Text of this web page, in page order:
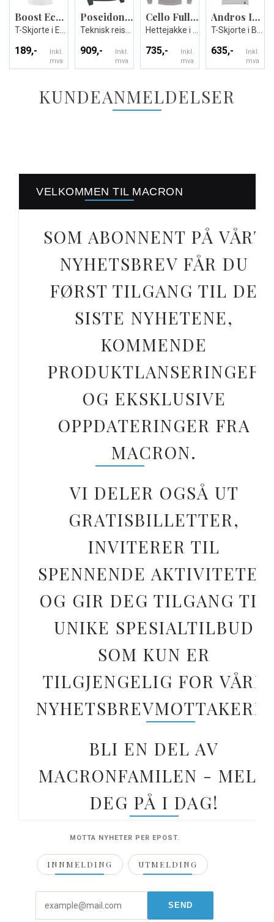
Boost Eco T-shirt
189,-
Inkl.
mva
Poseidon Travel Full Zip Top
909,-
Inkl.
mva
Cello Full Zip Hooded Sweatshirt
735,-
Inkl.
mva
Andros Icon stretch T-shirt
635,-
Inkl.
mva
KUNDEANMELDELSER
VELKOMMEN TIL MACRON
SOM ABONNENT PÅ VÅRT
NYHETSBREV FÅR DU
FØRST TILGANG TIL DE
SISTE NYHETENE,
KOMMENDE
PRODUKTLANSERINGER
OG EKSKLUSIVE
OPPDATERINGER FRA
MACRON.
VI DELER OGSÅ UT
GRATISBILLETTER,
INVITERER TIL
SPENNENDE AKTIVITETER
OG GIR DEG TILGANG TIL
UNIKE SPESIALTILBUD
SOM KUN ER
TILGJENGELIG FOR VÅRE
NYHETSBREVMOTTAKERE.
BLI EN DEL AV
MACRONFAMILEN - MELD
DEG PÅ I DAG!
MOTTA NYHETER PER EPOST.
INNMELDING UTMELDING